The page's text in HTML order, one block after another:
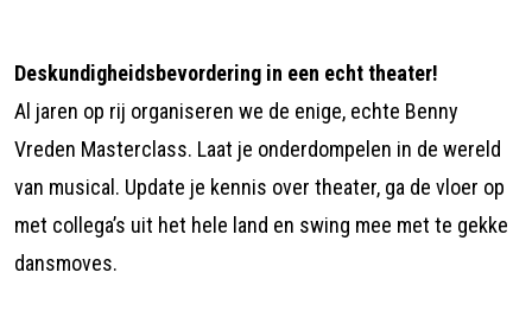
Deskundigheidsbevordering in een echt theater!
Al jaren op rij organiseren we de enige, echte Benny
Vreden Masterclass. Laat je onderdompelen in de wereld
van musical. Update je kennis over theater, ga de vloer op
met collega’s uit het hele land en swing mee met te gekke
dansmoves.